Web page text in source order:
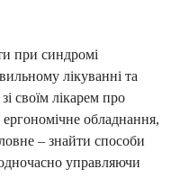
при синдромі
лікуванні та
своїм лікарем про
обладнання,
– знайти способи
управляючи